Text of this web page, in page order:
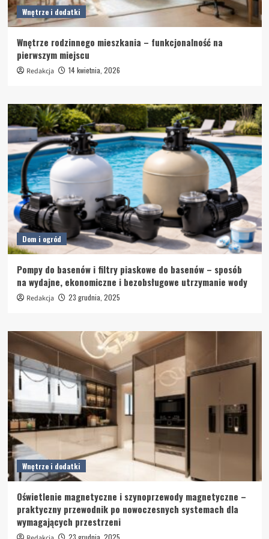
Wnętrze i dodatki
Wnętrze rodzinnego mieszkania – funkcjonalność na
pierwszym miejscu
Redakcja 14 kwietnia, 2026
Dom i ogród
Pompy do basenów i filtry piaskowe do basenów – sposób
na wydajne, ekonomiczne i bezobsługowe utrzymanie wody
Redakcja 23 grudnia, 2025
Wnętrze i dodatki
Oświetlenie magnetyczne i szynoprzewody magnetyczne –
praktyczny przewodnik po nowoczesnych systemach dla
wymagających przestrzeni
23 grudnia, 2025